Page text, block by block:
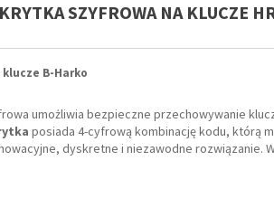
SZYFROWA NA KLUCZE
B-Harko
umożliwia bezpieczne przechowywanie
posiada 4-cyfrową kombinację kodu, którą
dyskretne i niezawodne rozwiązanie.